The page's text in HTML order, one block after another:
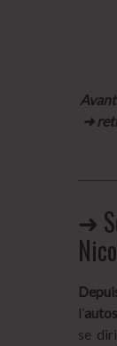
➜
➜
l’
se